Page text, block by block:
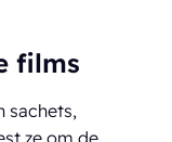
films
sachets,